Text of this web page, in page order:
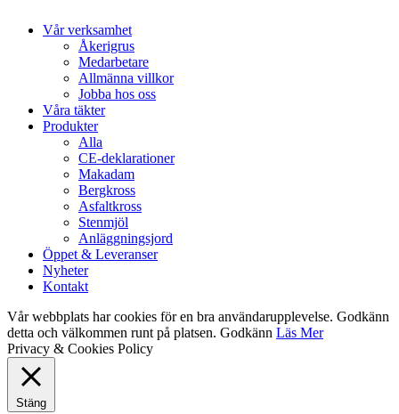
Close
Vår verksamhet
Åkerigrus
Medarbetare
Allmänna villkor
Jobba hos oss
Våra täkter
Produkter
Alla
CE-deklarationer
Makadam
Bergkross
Asfaltkross
Stenmjöl
Anläggningsjord
Öppet & Leveranser
Nyheter
Kontakt
Vår webbplats har cookies för en bra användarupplevelse. Godkänn
detta och välkommen runt på platsen. Godkänn Läs Mer
Privacy & Cookies Policy
Stäng